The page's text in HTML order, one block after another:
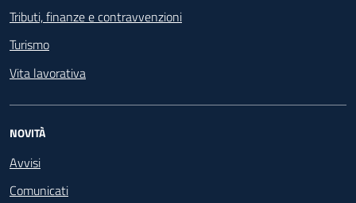
Tributi, finanze e contravvenzioni
Turismo
Vita lavorativa
NOVITÀ
Avvisi
Comunicati